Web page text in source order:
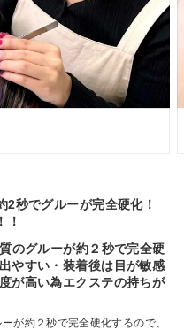
秒でグルーが完全硬化！
！
のグルーが約２秒で完全硬
やすい・装着後は目が敏感
が高い為エクステの持ちが
が約２秒で完全硬化するので、